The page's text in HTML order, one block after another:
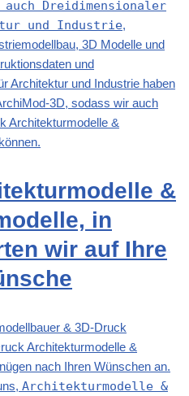
Dreidimensionaler
und Industrie,
3D Modelle und
und
Architektur und Industrie haben
3D, sodass wir auch
Architekturmodelle &
&
in
wir auf Ihre
& 3D-Druck
Architekturmodelle &
nach Ihren Wünschen an.
Architekturmodelle &